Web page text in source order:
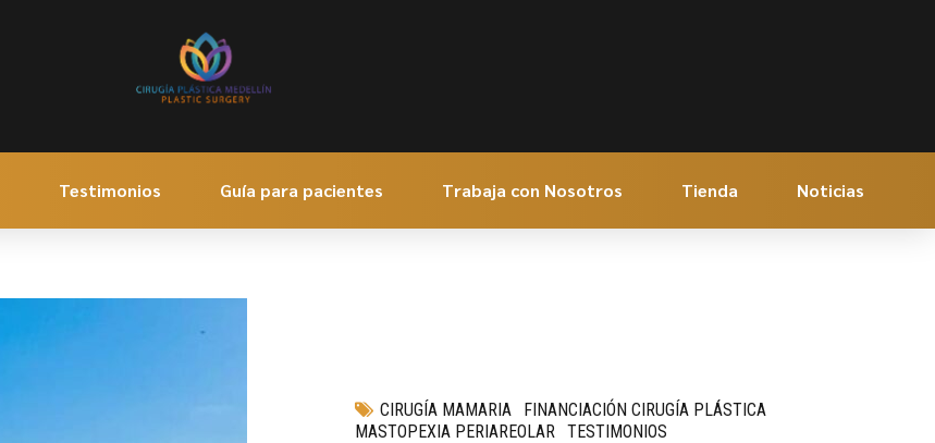
Testimonios Guía para pacientes Trabaja con Nosotros Tienda Noticias
CIRUGÍA MAMARIA
FINANCIACIÓN CIRUGÍA PLÁSTICA
MASTOPEXIA PERIAREOLAR
TESTIMONIOS